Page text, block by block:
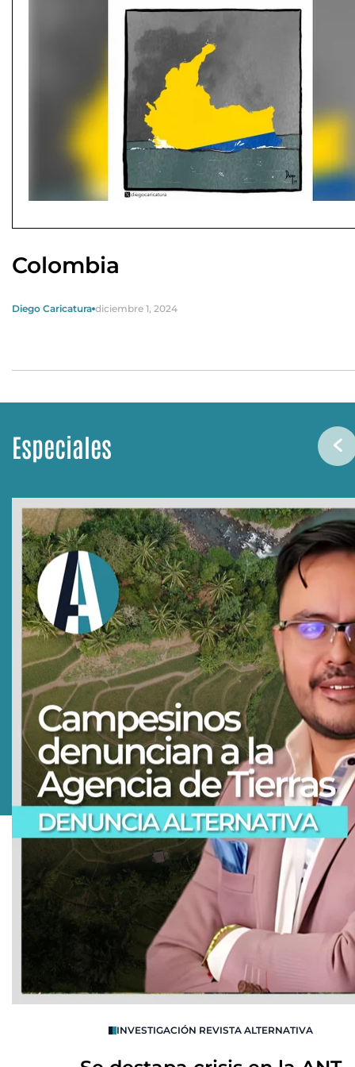
Colombia
Diego Caricatura diciembre 1, 2024
Especiales
INVESTIGACIÓN REVISTA ALTERNATIVA